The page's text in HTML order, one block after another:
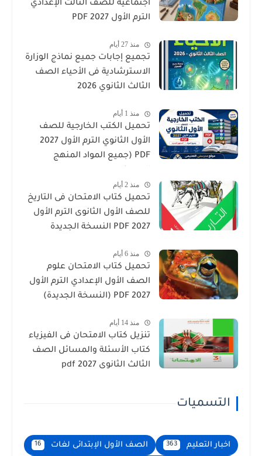
اجتماعية للصف الثالث الإعدادي
الترم الأول 2027 PDF
منذ 27 أيام
تجميع إجابات جميع نماذج الوزارة
الاسترشادية فى الأحياء الصف
الثالث الثانوي 2026
منذ 1 أيام
تحميل الكتب الخارجية للصف
الأول الثانوي الترم الأول 2027
PDF (جميع المواد المنهج
منذ 2 أيام
تحميل كتاب الامتحان فى التاريخ
للصف الأول الثانوى الترم الأول
2027 PDF النسخة الجديدة
منذ 6 أيام
تحميل كتاب الامتحان علوم
الصف الأول الإعدادي الترم الأول
2027 PDF (النسخة الجديدة)
منذ 14 أيام
تنزيل كتاب الامتحان فى الفيزياء
كتاب الأسئلة والمسائل الصف
الثالث الثانوى 2027 pdf
التسميات
اخبار التعليم 363 الصف الأول الإبتدائى لغات 16